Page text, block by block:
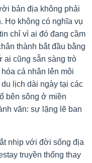
bản địa không phải
Họ không có nghĩa vụ
chỉ vì ai đó đang cầm
thành bắt đầu bằng
ai cũng sẵn sàng trò
cá nhân lên môi
lịch dài ngày tại các
bên sông ở miền
văn: sự lặng lẽ ban
nhịp với đời sống địa
truyền thống thay